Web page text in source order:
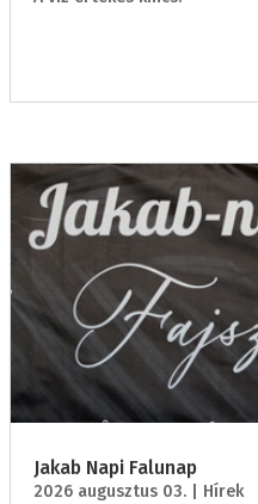
Jakab Napi Falunap
2026 augusztus 03.
Hírek